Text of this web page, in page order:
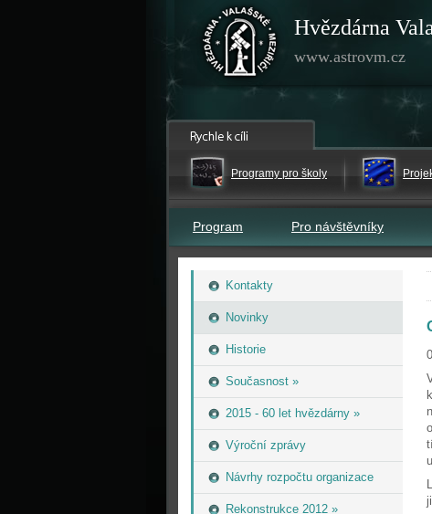
Hvězdárna
www.astrovm.cz
Programy pro školy
Program Pro návštěvníky
Kontakty
Novinky
Historie
Současnost »
2015 - 60 let hvězdárny »
Výroční zprávy
Návrhy rozpočtu organizace
Rekonstrukce 2012 »